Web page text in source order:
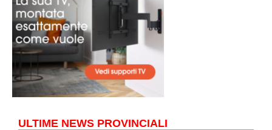
ULTIME NEWS PROVINCIALI